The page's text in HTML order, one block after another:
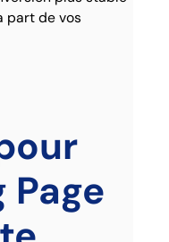
part de vos
Page